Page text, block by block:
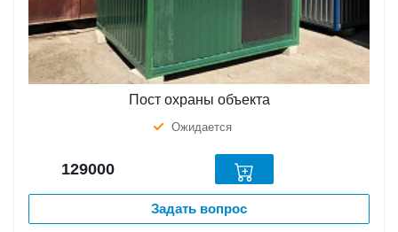
Пост охраны объекта
Ожидается
129000
Задать вопрос